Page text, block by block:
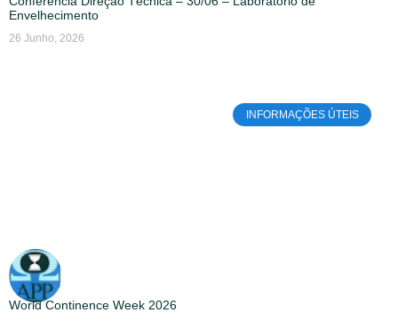
Envelhecimento
26 Junho, 2026
INFORMAÇÕES ÚTEIS
World Continence Week 2026